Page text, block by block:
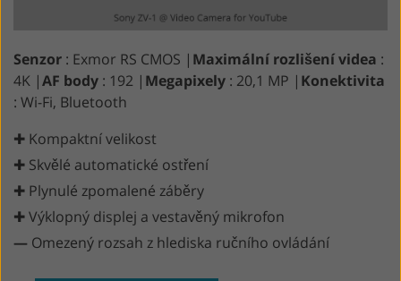
Senzor : Exmor RS CMOS | Maximální rozlišení videa :
4K |AF body : 192 | Megapixely : 20,1 MP | Konektivita
: Wi-Fi, Bluetooth
✚ Kompaktní velikost
✚ Skvělé automatické ostření
✚ Plynulé zpomalené záběry
✚ Výklopný displej a vestavěný mikrofon
— Omezený rozsah z hlediska ručního ovládání